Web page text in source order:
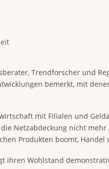
Trendforscher und
bemerkt, mit
mit Filialen und
Netzabdeckung nicht
Produkten boomt,
ihren Wohlstand